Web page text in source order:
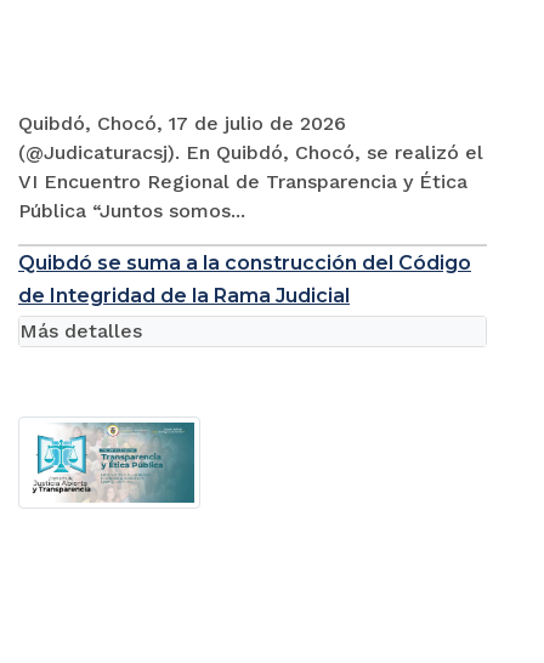
Quibdó, Chocó, 17 de julio de 2026
(@Judicaturacsj). En Quibdó, Chocó, se realizó el
VI Encuentro Regional de Transparencia y Ética
Pública “Juntos somos...
Quibdó se suma a la construcción del Código
de Integridad de la Rama Judicial
Más detalles